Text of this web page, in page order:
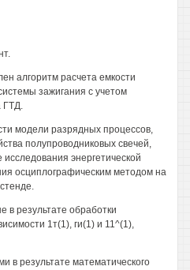
алгоритм расчета емкости
зажигания с учетом
ГТД.
модели разрядных процессов,
полупроводниковых свечей,
энергетической
осциплографическим методом на
в результате обработки
1т(1), ги(1) и 11^(1),
в результате математического